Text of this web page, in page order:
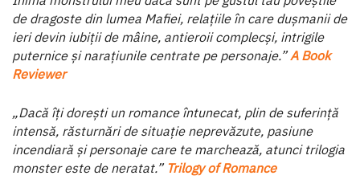
de dragoste din lumea Mafiei, relațiile în care dușmanii de
ieri devin iubiții de mâine, antieroii complecși, intrigile
puternice și narațiunile centrate pe personaje.”A Book
Reviewer
„Dacă îți dorești un romance întunecat, plin de suferință
intensă, răsturnări de situație neprevăzute, pasiune
incendiară și personaje care te marchează, atunci trilogia
monster este de neratat.” Trilogy of Romance